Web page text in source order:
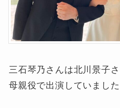
三石琴乃さんは北川景子
母親役で出演していました